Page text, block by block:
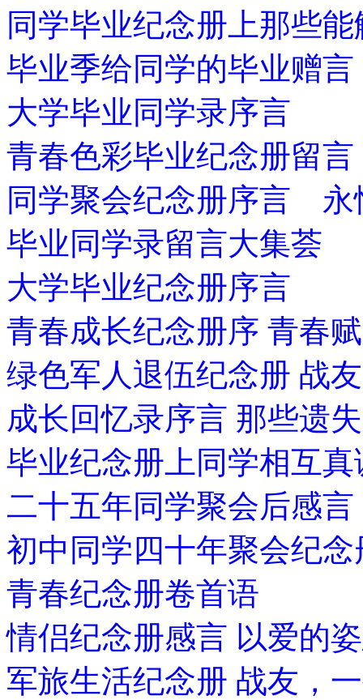
同学毕业纪念册上那些
毕业季给同学的毕业赠言
大学毕业同学录序言
青春色彩毕业纪念册留言
同学聚会纪念册序言 永
毕业同学录留言大集荟
大学毕业纪念册序言
青春成长纪念册序 青春赋
绿色军人退伍纪念册 战
成长回忆录序言 那些遗
毕业纪念册上同学相互真
二十五年同学聚会后感言
初中同学四十年聚会纪
青春纪念册卷首语
情侣纪念册感言 以爱的
军旅生活纪念册 战友，